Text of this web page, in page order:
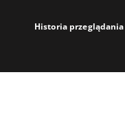
Historia przeglądania